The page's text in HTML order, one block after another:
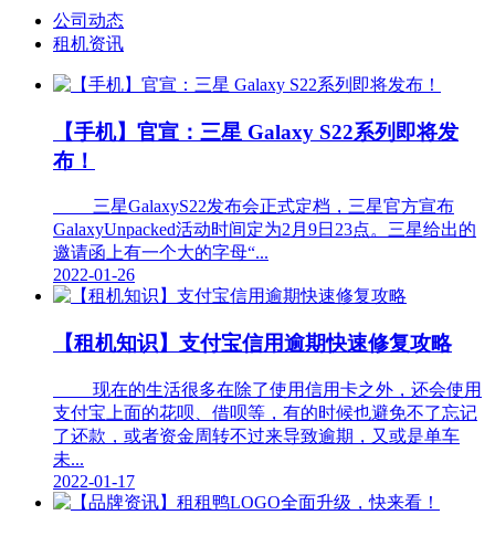
公司动态
租机资讯
【手机】官宣：三星 Galaxy S22系列即将发
布！
三星GalaxyS22发布会正式定档，三星官方宣布
GalaxyUnpacked活动时间定为2月9日23点。三星给出的
邀请函上有一个大的字母“...
2022-01-26
【租机知识】支付宝信用逾期快速修复攻略
现在的生活很多在除了使用信用卡之外，还会使用
支付宝上面的花呗、借呗等，有的时候也避免不了忘记
了还款，或者资金周转不过来导致逾期，又或是单车
未...
2022-01-17